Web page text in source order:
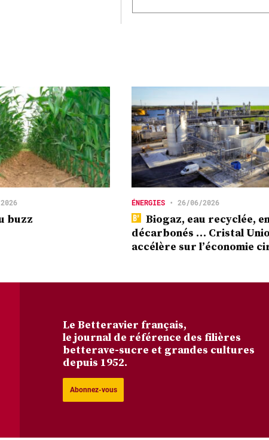
buzz
ÉNERGIES • 26/06/2026
Biogaz, eau recyclée,
décarbonés … Cristal
accélère sur l’économie
Le Betteravier français,
le journal de référence des filières
betterave-sucre et grandes cultures
depuis 1952.
Abonnez-vous